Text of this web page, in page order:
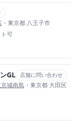
・東京都 八王子市
可
GL 店舗に問い合わせ
城南島 ・東京都 大田区